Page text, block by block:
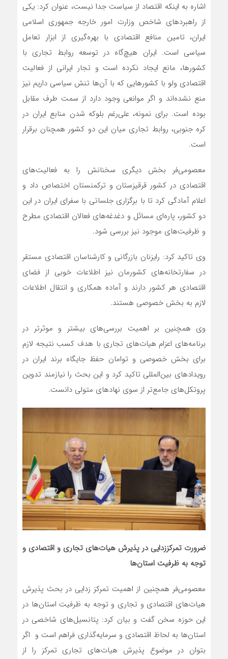
اشاره به اینکه اقتصاد از سیاست جدا نیست، عنوان کرد: یکی
از راهبردهای شاخص وزارت امور خارجه جمهوری اسلامی
ایران، تامین منافع اقتصادی با بهره‌گیری از ابزار تعامل
سیاسی است. ایران هیچ‌گاه در توسعه روابط تجاری با
کشورها، مانع ایجاد نکرده است و تجار ایرانی از فعالیت
اقتصادی ولو با کشورهایی که با آن‌ها تنش سیاسی داریم نیز
منع نشده‌اند و اگر موانعی وجود دارد از سمت طرف مقابل
بوده است. برای نمونه، علی‌رغم بلوکه شدن منابع ایران در
کره جنوبی، روابط تجاری میان این دو کشور همچنان برقرار
است.
معصومی‌فر بخش دیگری سخنانش را به فعالیت‌های
اقتصادی در کشور قرقیزستان و ترکمنستان اختصاص داد و
اعلام آمادگی کرد تا با برگزاری جلساتی با سفرای ایران در این
دو کشور، پاره‌ای مسائل و دغدغه‌های فعالان اقتصادی مطرح
و ظرفیت‌های موجود نیز بررسی شود.
وی تاکید کرد: رایزنان بازرگانی و کارشناسان اقتصادی مستقر
در سفارتخانه‌های کشورمان نیز اطلاعات خوبی از فضای
اقتصادی هر کشور دارند و آماده همکاری و انتقال اطلاعات
لازم به بخش خصوصی هستند.
وی همچنین بر اهمیت بررسی‌های بیشتر و موثرتر در
برنامه‌های اعزام هیات‌های تجاری با هدف کسب نتیجه لازم
برای بخش خصوصی و توامان حفظ جایگاه برند ایران در
رویدادهای بین‌المللی تاکید کرد و این بحث را نیازمند تدوین
پروتکل‌های جامع‌تر از سوی نهادهای متولی دانست.
ضرورت تمرکز‌زدایی در پذیرش هیات‌های تجاری و اقتصادی و
توجه به ظرفیت استان‌ها
معصومی‌فر همچنین از اهمیت تمرکز زدایی در بحث پذیرش
هیات‌های اقتصادی و تجاری و توجه به ظرفیت استان‌ها در
این حوزه سخن گفت و بیان کرد: پتانسیل‌های شاخصی در
استان‌ها به لحاظ اقتصادی و سرمایه‌گذاری فراهم است و اگر
بتوان در موضوع پذیرش هیات‌های تجاری تمرکز را از